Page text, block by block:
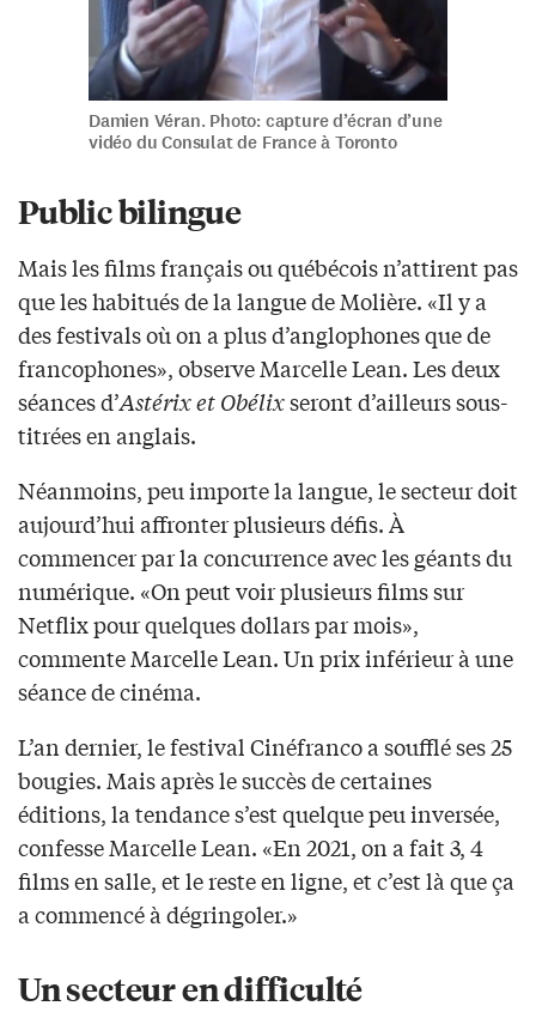
Damien Véran. Photo: capture d’écran d’une
vidéo du Consulat de France à Toronto
Public bilingue
Mais les films français ou québécois n’attirent pas
que les habitués de la langue de Molière. «Il y a
des festivals où on a plus d’anglophones que de
francophones», observe Marcelle Lean. Les deux
séances d’Astérix et Obélixseront d’ailleurs sous-
titrées en anglais.
Néanmoins, peu importe la langue, le secteur doit
aujourd’hui affronter plusieurs défis. À
commencer par la concurrence avec les géants du
numérique. «On peut voir plusieurs films sur
Netflix pour quelques dollars par mois»,
commente Marcelle Lean. Un prix inférieur à une
séance de cinéma.
L’an dernier, le festival Cinéfranco a soufflé ses 25
bougies. Mais après le succès de certaines
éditions, la tendance s’est quelque peu inversée,
confesse Marcelle Lean. «En 2021, on a fait 3, 4
films en salle, et le reste en ligne, et c’est là que ça
a commencé à dégringoler.»
Un secteur en difficulté